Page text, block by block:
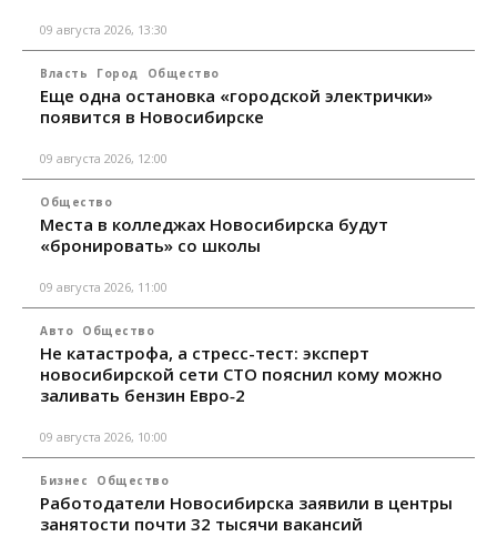
09 августа 2026, 13:30
Власть Город Общество
Еще одна остановка «городской электрички»
появится в Новосибирске
09 августа 2026, 12:00
Общество
Места в колледжах Новосибирска будут
«бронировать» со школы
09 августа 2026, 11:00
Авто Общество
Не катастрофа, а стресс-тест: эксперт
новосибирской сети СТО пояснил кому можно
заливать бензин Евро‑2
09 августа 2026, 10:00
Бизнес Общество
Работодатели Новосибирска заявили в центры
занятости почти 32 тысячи вакансий